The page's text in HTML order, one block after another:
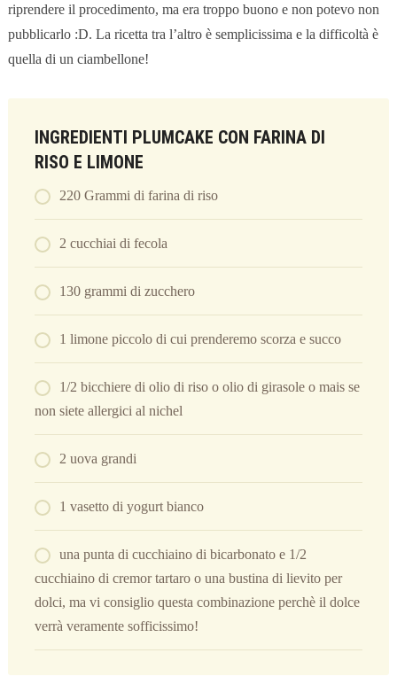
riprendere il procedimento, ma era troppo buono e non potevo non
pubblicarlo :D. La ricetta tra l’altro è semplicissima e la difficoltà è
quella di un ciambellone!
INGREDIENTI PLUMCAKE CON FARINA DI
RISO E LIMONE
220 Grammi di farina di riso
2 cucchiai di fecola
130 grammi di zucchero
1 limone piccolo di cui prenderemo scorza e succo
1/2 bicchiere di olio di riso o olio di girasole o mais se
non siete allergici al nichel
2 uova grandi
1 vasetto di yogurt bianco
una punta di cucchiaino di bicarbonato e 1/2
cucchiaino di cremor tartaro o una bustina di lievito per
dolci, ma vi consiglio questa combinazione perchè il dolce
verrà veramente sofficissimo!